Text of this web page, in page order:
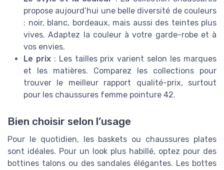
propose aujourd’hui une belle diversité de couleurs
: noir, blanc, bordeaux, mais aussi des teintes plus
vives. Adaptez la couleur à votre garde-robe et à
vos envies.
Le prix: Les tailles prix varient selon les marques
et les matières. Comparez les collections pour
trouver le meilleur rapport qualité-prix, surtout
pour les chaussures femme pointure 42.
Bien choisir selon l’usage
Pour le quotidien, les baskets ou chaussures plates
sont idéales. Pour un look plus habillé, optez pour des
bottines talons ou des sandales élégantes. Les bottes